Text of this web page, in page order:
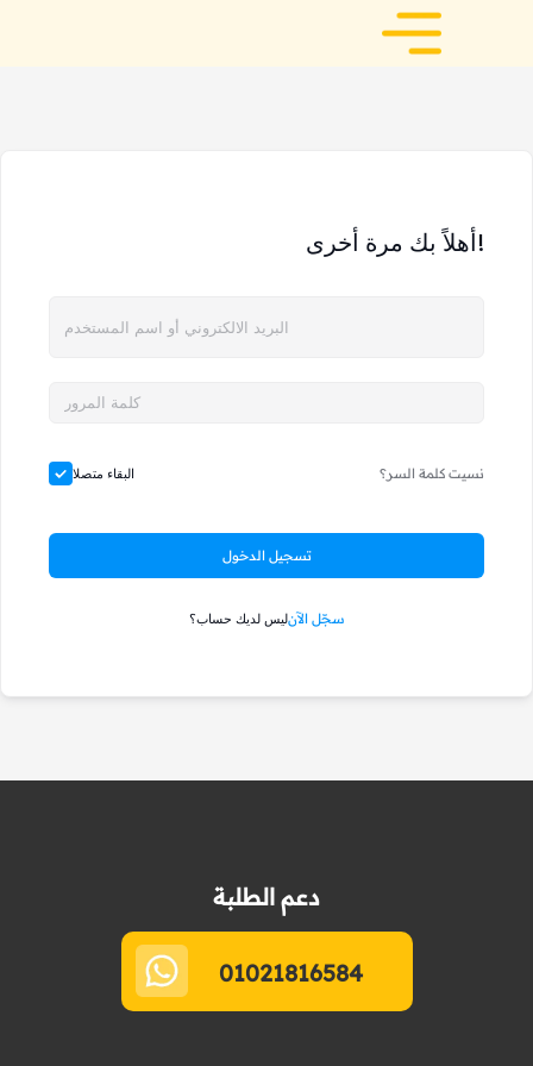
أهلاً بك مرة أخرى!
البقاء متصلا نسيت كلمة السر؟
تسجيل الدخول
ليس لديك حساب؟سجّل الآن
دعم الطلبة
01021816584